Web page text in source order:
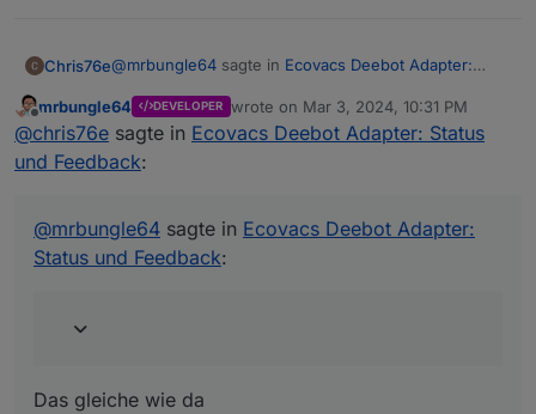
Chris76e@mrbungle64 sagte in Ecovacs Deebot Adapter:
Was heißt das genau?
@chris76esagte inEcovacs Deebot Adapter: Status
und Feedback:
Adapter.
Offline
mrbungle64 DEVELOPER wrote on Mar 3, 2024, 10:31 PM
last edited by
@chris76e sagte in Ecovacs Deebot Adapter: Status
und Feedback:
@mrbungle64 sagte in Ecovacs Deebot Adapter:
Status und Feedback:
Das gleiche wie da